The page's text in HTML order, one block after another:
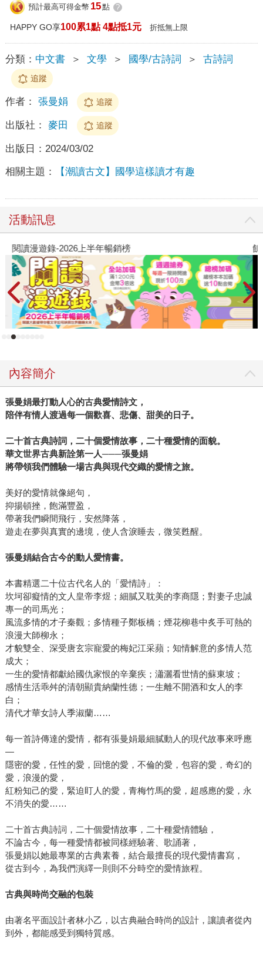
預計最高可得金幣 15點 ?
HAPPY GO享100累1點 4點抵1元 折抵無上限
分類： 中文書 ＞ 文學 ＞ 國學/古詩詞 ＞ 古詩詞
追蹤
作者： 張曼娟 追蹤
出版社： 麥田 追蹤
出版日： 2024/03/02
相關主題： 【潮讀古文】國學這樣讀才有趣
活動訊息
閱讀漫遊錄-2026上半年暢銷榜 飢
內容簡介
張曼娟最打動人心的古典愛情詩文，
陪伴有情人渡過每一個歡喜、悲傷、甜美的日子。
二十首古典詩詞，二十個愛情故事，二十種愛情的面貌。
華文世界古典新詮第一人───張曼娟
將帶領我們體驗一場古典與現代交織的愛情之旅。
美好的愛情就像絕句，
抑揚頓挫，飽滿豐盈，
帶著我們瞬間飛行，安然降落，
遊走在夢與真實的邊境，使人含淚睡去，微笑甦醒。
張曼娟結合古今的動人愛情書。
本書精選二十位古代名人的「愛情詩」：
坎坷卻癡情的文人皇帝李煜；細膩又耽美的李商隱；對妻子忠誠
專一的司馬光；
風流多情的才子秦觀；多情種子鄭板橋；煙花柳巷中炙手可熱的
浪漫大師柳永；
才貌雙全、深受唐玄宗寵愛的梅妃江采蘋；知情解意的多情人范
成大；
一生的愛情都獻給國仇家恨的辛棄疾；瀟灑看世情的蘇東坡；
感情生活乖舛的清朝顯貴納蘭性德；一生離不開酒和女人的李
白；
清代才華女詩人季淑蘭……
每一首詩傳達的愛情，都有張曼娟最細膩動人的現代故事來呼應
—
隱密的愛，任性的愛，回憶的愛，不倫的愛，包容的愛，奇幻的
愛，浪漫的愛，
紅粉知己的愛，緊迫盯人的愛，青梅竹馬的愛，超感應的愛，永
不消失的愛……
二十首古典詩詞，二十個愛情故事，二十種愛情體驗，
不論古今，每一種愛情都被同樣經驗著、歌誦著，
張曼娟以她最專業的古典素養，結合最擅長的現代愛情書寫，
從古到今，為我們演繹一則則不分時空的愛情旅程。
古典與時尚交融的包裝
由著名平面設計者林小乙，以古典融合時尚的設計，讓讀者從內
到外，都能感受到獨特質感。